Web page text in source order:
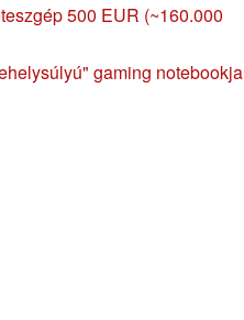
500 EUR (~160.000
gaming notebookja